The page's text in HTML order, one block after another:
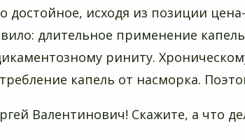
достойное, исходя из позиции
длительное применение
риниту.
капель от насморка.
Валентинович! Скажите, а что